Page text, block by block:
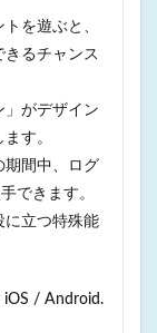
を遊ぶと、
きるチャンス
」がデザイン
す。
期間中、ログ
できます。
に立つ特殊能
iOS / Android.